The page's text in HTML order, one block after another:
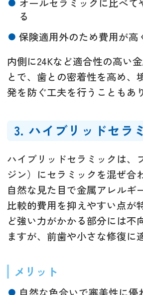
オールセラミックに比べて
る
保険適用外のため費用が高
内側に24Kなど適合性の高い
とで、歯との密着性を高め、
発を防ぐ工夫を行うこともあ
3. ハイブリッドセラ
ハイブリッドセラミックは、
ジン）にセラミックを混ぜ合
自然な見た目で金属アレルギ
比較的費用を抑えやすい点が
ど強い力がかかる部分には不
ますが、前歯や小さな修復に
メリット